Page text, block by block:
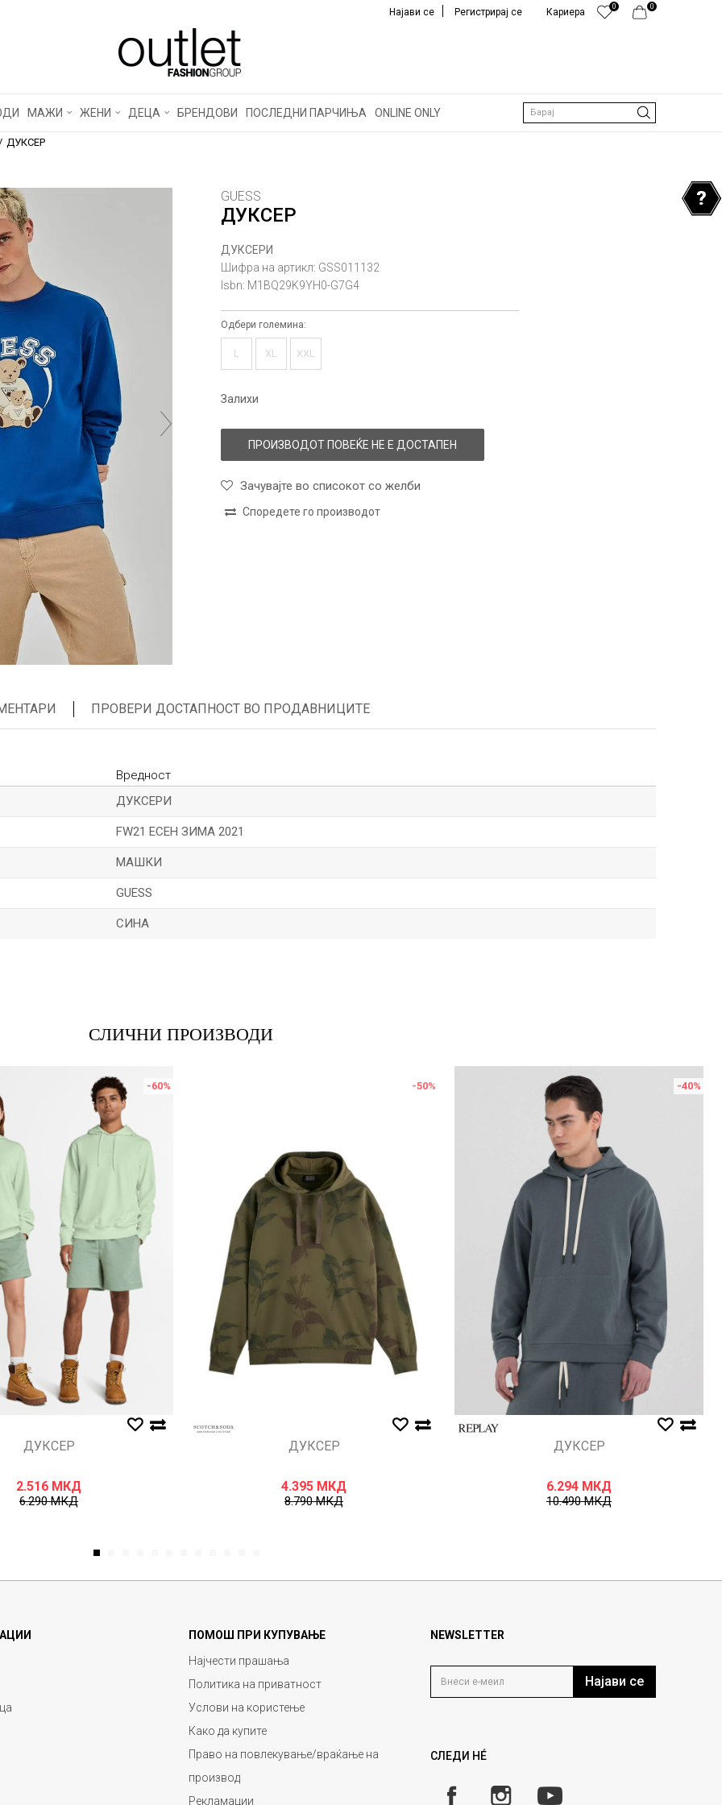
0
0
Кариера
Најави се Регистрирај се
МАЖИ ЖЕНИ ДЕЦА БРЕНДОВИ ПОСЛЕДНИ ПАРЧИЊА ONLINE ONLY Барај
ДУКСЕР
GUESS
ДУКСЕР
ДУКСЕРИ
Шифра на артикл: GSS011132
Isbn: M1BQ29K9YH0-G7G4
Одбери големина:
L XL XXL
Залихи
ПРОИЗВОДОТ ПОВЕЌЕ НЕ Е ДОСТАПЕН
Зачувајте во списокот со желби
Споредете го производот
ПРОВЕРИ ДОСТАПНОСТ ВО ПРОДАВНИЦИТЕ
Вредност
ДУКСЕРИ
FW21 ЕСЕН ЗИМА 2021
МАШКИ
GUESS
СИНА
СЛИЧНИ ПРОИЗВОДИ
-60%
ДУКСЕР
2.516 МКД
6.290МКД
-50%
ДУКСЕР
4.395 МКД
8.790МКД
-40%
ДУКСЕР
6.294 МКД
10.490МКД
1
ПОМОШ ПРИ КУПУВАЊЕ
Најчести прашања
Политика на приватност
Услови на користење
Како да купите
Право на повлекување/враќање на
производ
Рекламации
NEWSLETTER
Најави се
СЛЕДИ НÉ